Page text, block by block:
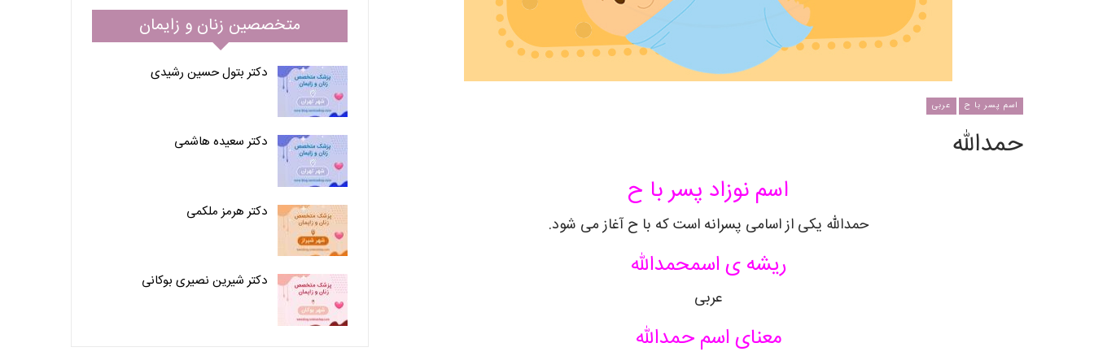
اسم پسر با ح عربی
حمدالله
اسم نوزاد پسر با ح
حمدالله یکی از اسامی پسرانه است که با ح آغاز می شود.
ریشه ی اسمحمدالله
عربی
معنای اسمحمدالله
متخصصین زنان و زایمان
دکتر بتول حسین رشیدی
دکتر سعیده هاشمی
دکتر هرمز ملکمی
دکتر شیرین نصیری بوکانی